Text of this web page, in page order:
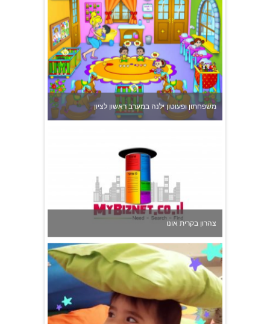
משפחתון ופעוטון ילנה במערב ראשון לציון
צהרון בקרית אונו